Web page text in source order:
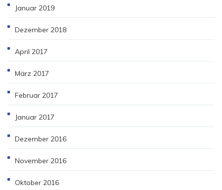
Januar 2019
Dezember 2018
April 2017
März 2017
Februar 2017
Januar 2017
Dezember 2016
November 2016
Oktober 2016